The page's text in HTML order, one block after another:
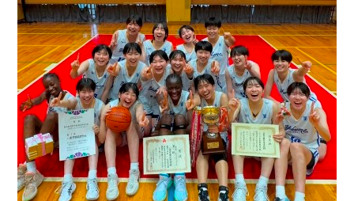
説明会・イベント情報
よみもの
学校からのお知らせ
学校HP最新情報